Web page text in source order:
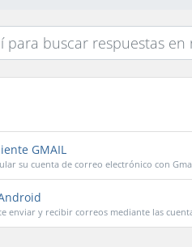
GMAIL
su cuenta de correo electrónico con
enviar y recibir correos mediante las